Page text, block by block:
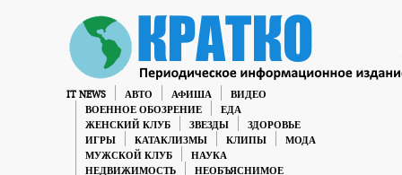
IT NEWS АВТО АФИША
ВИДЕО
ВОЕННОЕ ОБОЗРЕНИЕ
ЕДА
ЖЕНСКИЙ КЛУБ
ЗВЕЗДЫ
ЗДОРОВЬЕ
ИГРЫ
КАТАКЛИЗМЫ КЛИПЫ
МОДА
МУЖСКОЙ КЛУБ
НАУКА
НЕДВИЖИМОСТЬ
НЕОБЪЯСНИМОЕ